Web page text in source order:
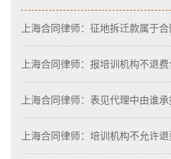
上海合同律师：征地拆迁款属于
上海合同律师：报培训机构不退
上海合同律师：表见代理中由谁
上海合同律师：培训机构不允许